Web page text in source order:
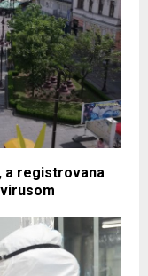
a registrovana